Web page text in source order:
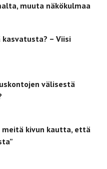
muuta näkökulmaa
– Viisi
välisestä
meitä kivun kautta, että